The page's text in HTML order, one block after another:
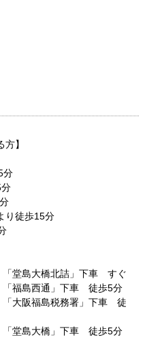
】
分
り徒歩15分
堂島大橋北詰」下車 すぐ
福島西通」下車 徒歩5分
大阪福島税務署」下車 徒
島大橋」下車 徒歩5分